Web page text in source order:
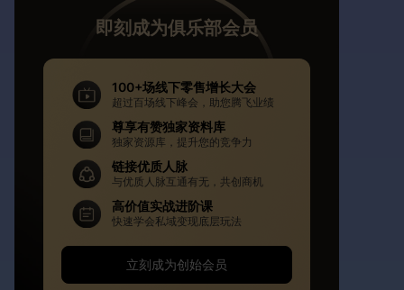
即刻成为俱乐部会员
100+场线下零售增长大会
超过百场线下峰会，助您腾飞业绩
尊享有赞独家资料库
独家资源库，提升您的竞争力
链接优质人脉
与优质人脉互通有无，共创商机
高价值实战进阶课
快速学会私域变现底层玩法
立刻成为创始会员